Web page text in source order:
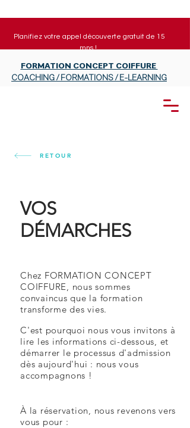
FORMATION CONCEPT COIFFURE
COACHING / FORMATIONS / E-LEARNING
Planifiez votre appel découverte gratuit de 15
mns !
RETOUR
VOS
DÉMARCHES
Chez FORMATION CONCEPT
COIFFURE, nous sommes
convaincus que la formation
transforme des vies.
C'est pourquoi nous vous invitons à
lire les informations ci-dessous, et
démarrer le processus d'admission
dès aujourd'hui : nous vous
accompagnons !
À la réservation, nous revenons vers
vous pour :